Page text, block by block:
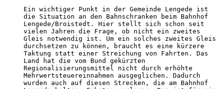
Ein wichtiger Punkt in der Gemeinde Lengede ist
die Situation an den Bahnschranken beim Bahnhof
Lengede/Broistedt. Hier stellt sich schon seit
vielen Jahren die Frage, ob nicht ein zweites
Gleis notwendig ist. Um ein solches zweites Gleis
durchsetzen zu können, braucht es eine kürzere
Taktung statt einer Streichung von Fahrten. Das
Land hat die vom Bund gekürzten
Regionalisierungsmittel nicht durch erhöhte
Mehrwertsteuereinnahmen ausgeglichen. Dadurch
wurden auch auf diesen Strecken, die am Bahnhof